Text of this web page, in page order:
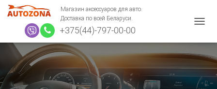
Магазин аксессуаров для авто.
Доставка по всей Беларуси.
+375(44)-797-00-00
Е
Л
Ю